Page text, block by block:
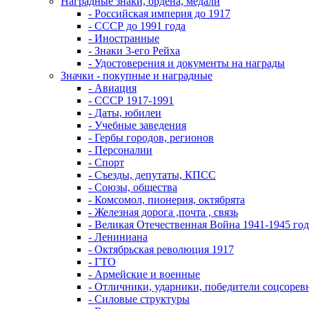
- Российская империя до 1917
- СССР до 1991 года
- Иностранные
- Знаки 3-его Рейха
- Удостоверения и документы на награды
Значки - покупные и наградные
- Авиация
- СССР 1917-1991
- Даты, юбилеи
- Учебные заведения
- Гербы городов, регионов
- Персоналии
- Спорт
- Съезды, депутаты, КПСС
- Союзы, общества
- Комсомол, пионерия, октябрята
- Железная дорога ,почта , связь
- Великая Отечественная Война 1941-1945
- Лениниана
- Октябрьская революция 1917
- ГТО
- Армейские и военные
- Отличники, ударники, победители
- Силовые структуры